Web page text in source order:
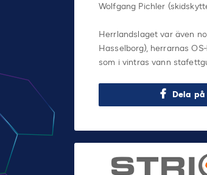
Wolfgang Pichler
Herrlandslaget var även
Hasselborg), herrarnas
som i vintras vann
Dela på